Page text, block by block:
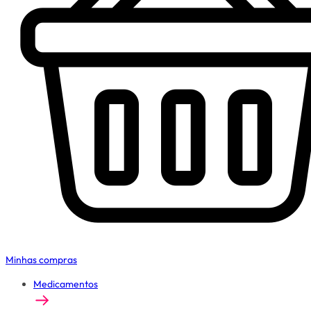
Minhas compras
Medicamentos